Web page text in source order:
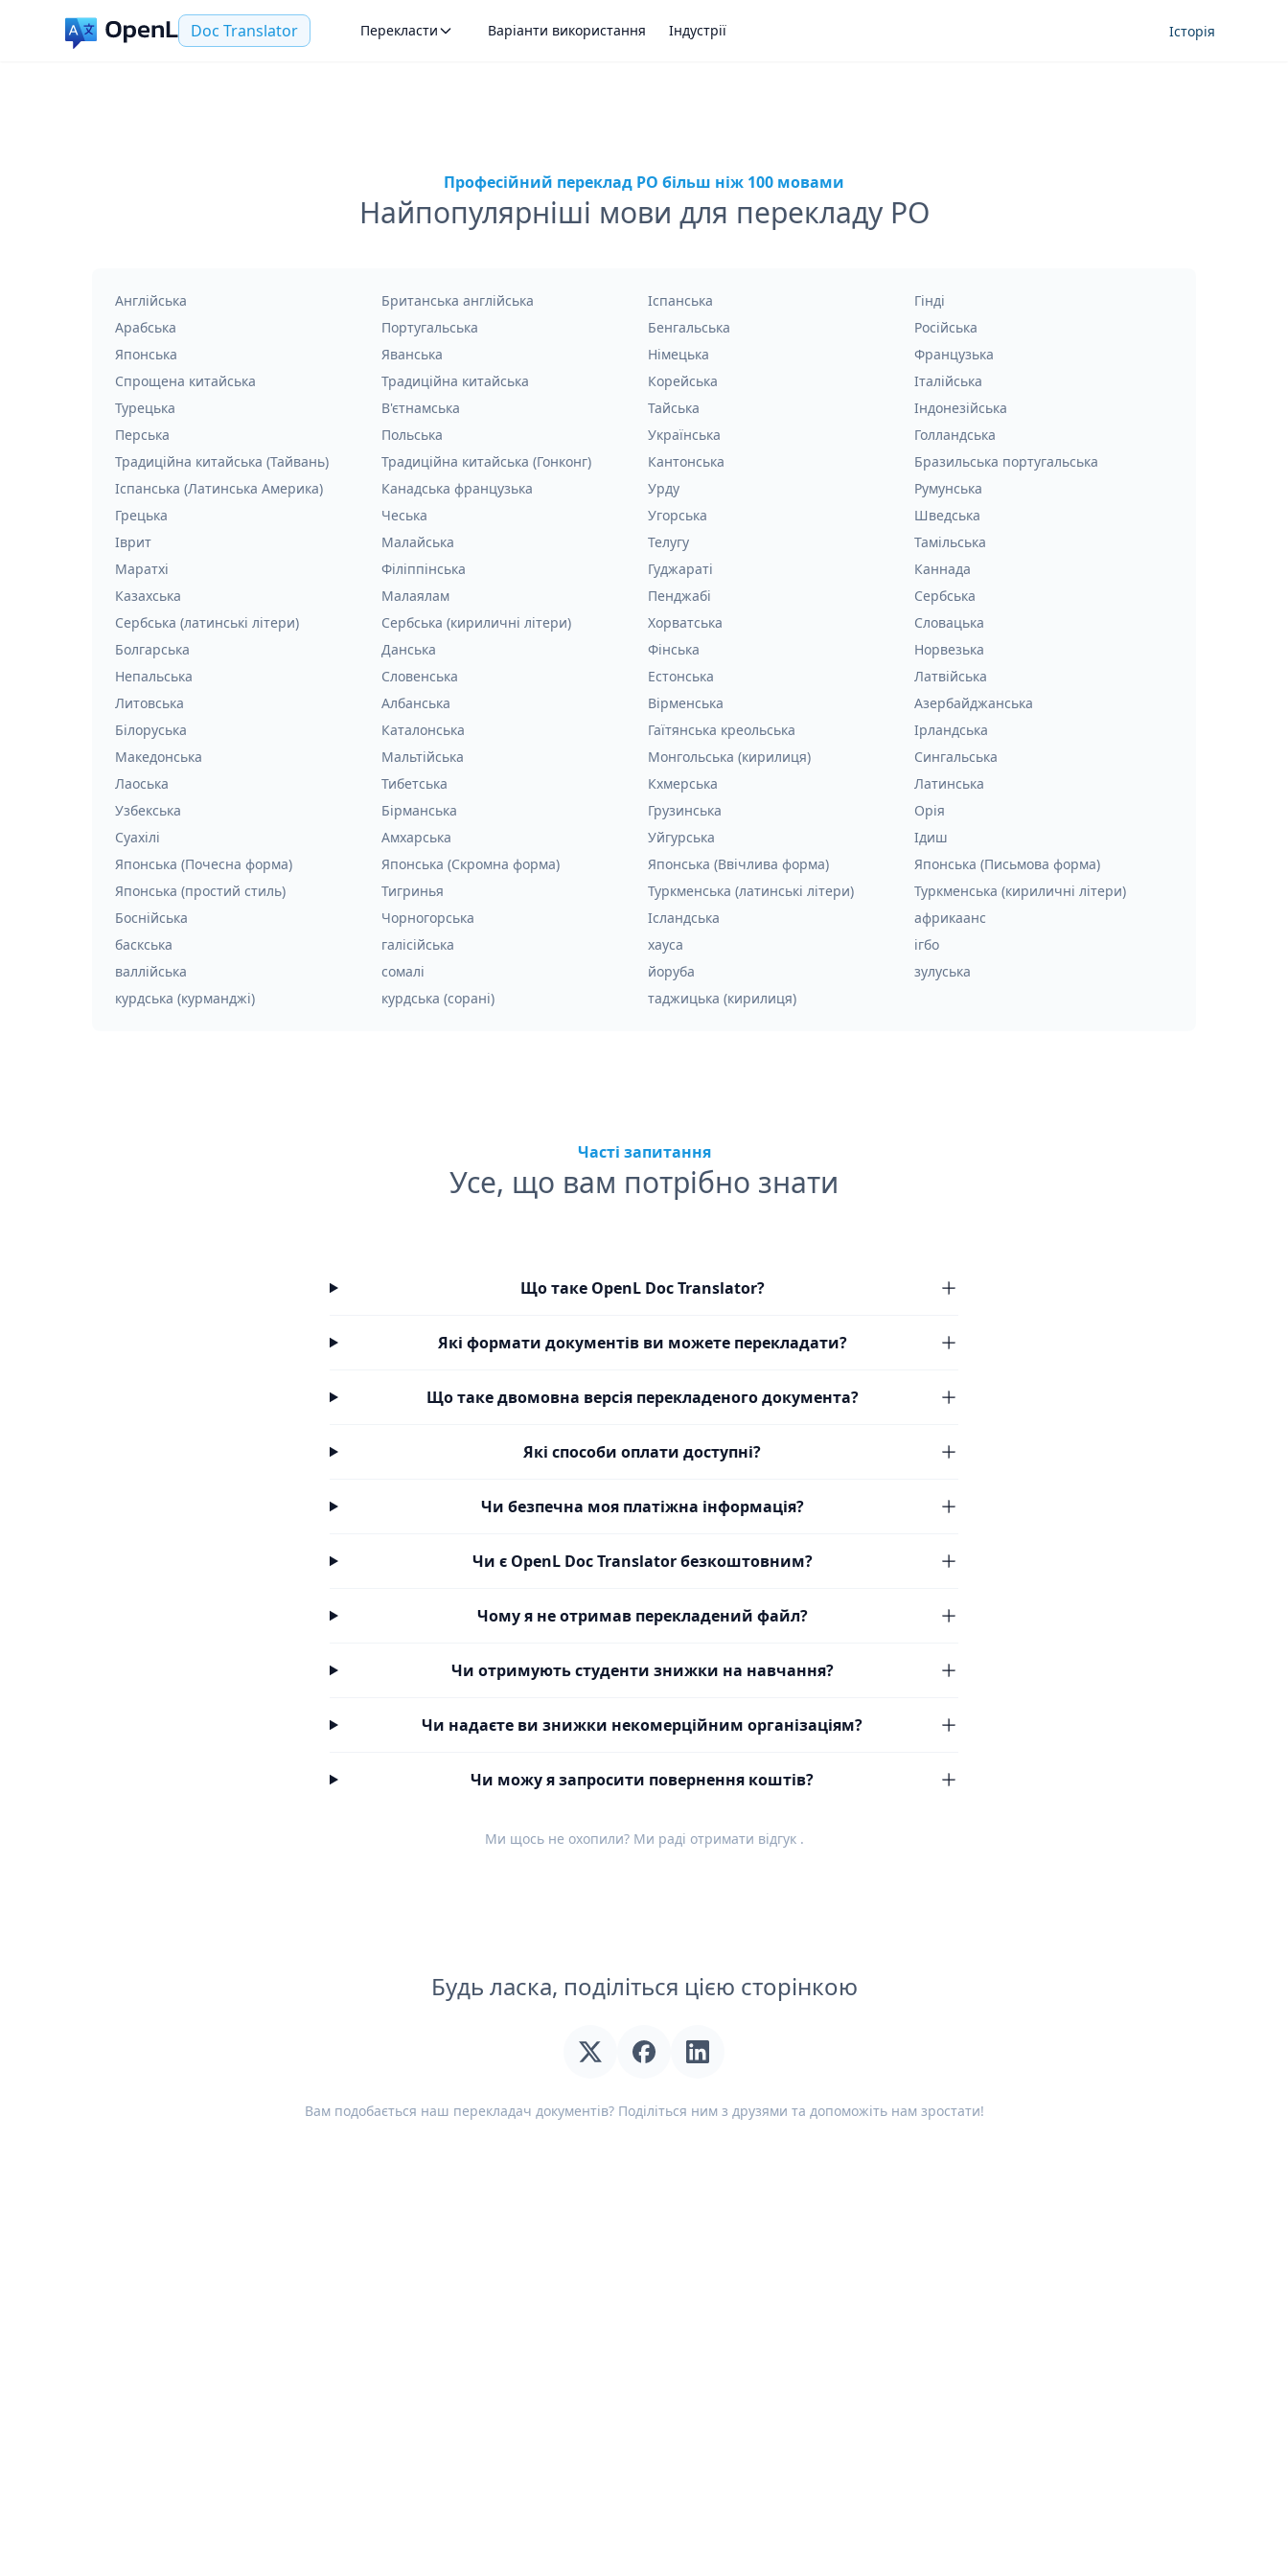
Doc Translator Перекласти Варіанти використання Індустрії Історія
Професійний переклад PO більш ніж 100 мовами
Найпопулярніші мови для перекладу PO
Англійська Британська англійська Іспанська
Гінді
Арабська
Португальська Бенгальська
Російська
Японська
Яванська Німецька
Французька
Спрощена китайська
Традиційна китайська Корейська
Італійська
Турецька
В'єтнамська Тайська
Індонезійська
Перська
Польська Українська
Голландська
Традиційна китайська (Тайвань)
Традиційна китайська (Гонконг) Кантонська
Бразильська португальська
Іспанська (Латинська Америка)
Канадська французька Урду
Румунська
Грецька
Чеська Угорська
Шведська
Іврит
Малайська Телугу
Тамільська
Маратхі
Філіппінська Гуджараті
Каннада
Казахська
Малаялам Пенджабі
Сербська
Сербська (латинські літери)
Сербська (кириличні літери) Хорватська
Словацька
Болгарська
Данська Фінська
Норвезька
Непальська
Словенська Естонська
Латвійська
Литовська
Албанська Вірменська
Азербайджанська
Білоруська
Каталонська Гаїтянська креольська
Ірландська
Македонська
Мальтійська Монгольська (кирилиця)
Сингальська
Лаоська
Тибетська Кхмерська
Латинська
Узбекська
Бірманська Грузинська
Орія
Суахілі
Амхарська Уйгурська
Ідиш
Японська (Почесна форма)
Японська (Скромна форма) Японська (Ввічлива форма)
Японська (Письмова форма)
Японська (простий стиль)
Тигринья Туркменська (латинські літери)
Туркменська (кириличні літери)
Боснійська
Чорногорська Ісландська
африкаанс
баскська
галісійська хауса
ігбо
валлійська
сомалі йоруба
зулуська
курдська (курманджі)
курдська (сорані) таджицька (кирилиця)
Часті запитання
Усе, що вам потрібно знати
Що таке OpenL Doc Translator?
Які формати документів ви можете перекладати?
Що таке двомовна версія перекладеного документа?
Які способи оплати доступні?
Чи безпечна моя платіжна інформація?
Чи є OpenL Doc Translator безкоштовним?
Чому я не отримав перекладений файл?
Чи отримують студенти знижки на навчання?
Чи надаєте ви знижки некомерційним організаціям?
Чи можу я запросити повернення коштів?
Ми щось не охопили? Ми раді отримати відгук.
Будь ласка, поділіться цією сторінкою
Вам подобається наш перекладач документів? Поділіться ним з друзями та допоможіть нам зростати!